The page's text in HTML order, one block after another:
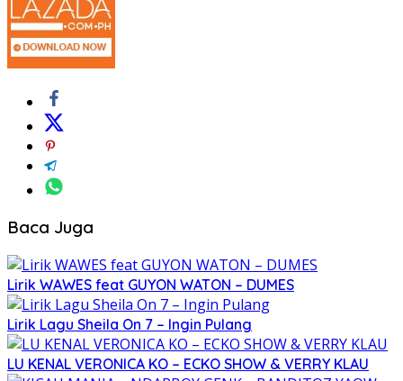
Baca Juga
Lirik WAWES feat GUYON WATON – DUMES
Lirik Lagu Sheila On 7 – Ingin Pulang
LU KENAL VERONICA KO – ECKO SHOW & VERRY KLAU